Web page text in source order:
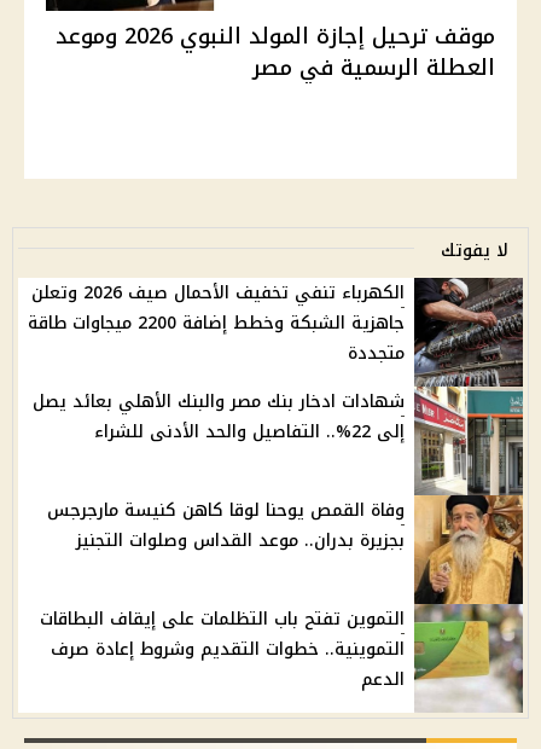
موقف ترحيل إجازة المولد النبوي 2026 وموعد
العطلة الرسمية في مصر
لا يفوتك
الكهرباء تنفي تخفيف الأحمال صيف 2026 وتعلن
جاهزية الشبكة وخطط إضافة 2200 ميجاوات طاقة
متجددة
شهادات ادخار بنك مصر والبنك الأهلي بعائد يصل
إلى 22%.. التفاصيل والحد الأدنى للشراء
وفاة القمص يوحنا لوقا كاهن كنيسة مارجرجس
بجزيرة بدران.. موعد القداس وصلوات التجنيز
التموين تفتح باب التظلمات على إيقاف البطاقات
التموينية.. خطوات التقديم وشروط إعادة صرف
الدعم